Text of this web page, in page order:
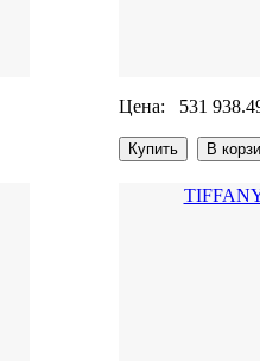
Цена: 531